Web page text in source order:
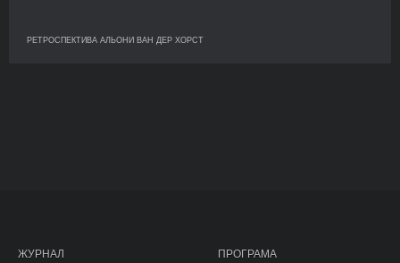
РЕТРОСПЕКТИВА АЛЬОНИ ВАН ДЕР ХОРСТ
ЖУРНАЛ ПРОГРАМА